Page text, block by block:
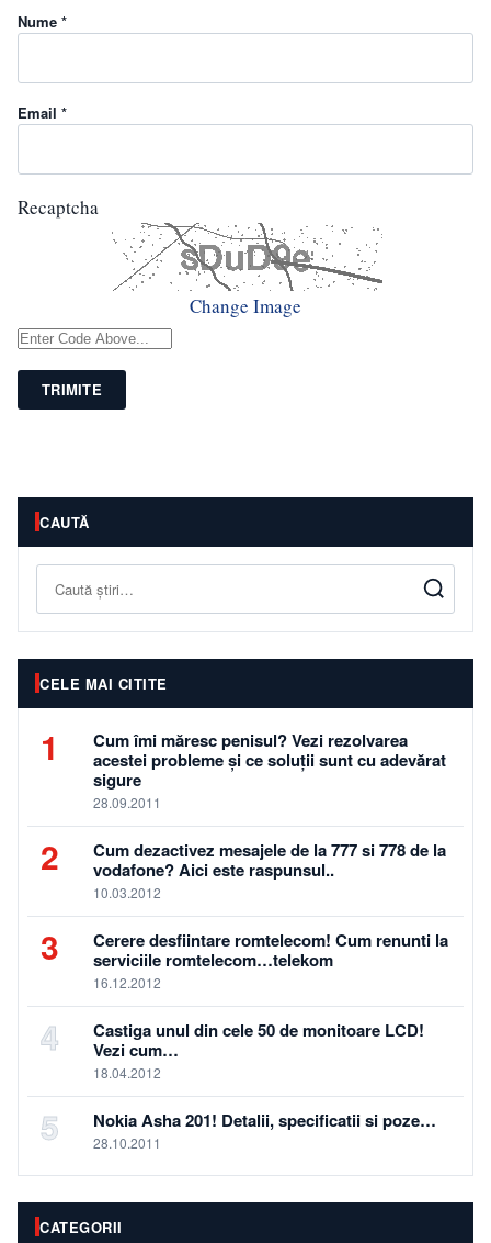
Nume *
Email *
Recaptcha
Change Image
TRIMITE
CAUTĂ
Caută
CELE MAI CITITE
1
Cum îmi măresc penisul? Vezi rezolvarea
acestei probleme și ce soluții sunt cu adevărat
sigure
28.09.2011
2
Cum dezactivez mesajele de la 777 si 778 de la
vodafone? Aici este raspunsul..
10.03.2012
3
Cerere desfiintare romtelecom! Cum renunti la
serviciile romtelecom…telekom
16.12.2012
4
Castiga unul din cele 50 de monitoare LCD!
Vezi cum…
18.04.2012
5 Nokia Asha 201! Detalii, specificatii si poze…
28.10.2011
CATEGORII